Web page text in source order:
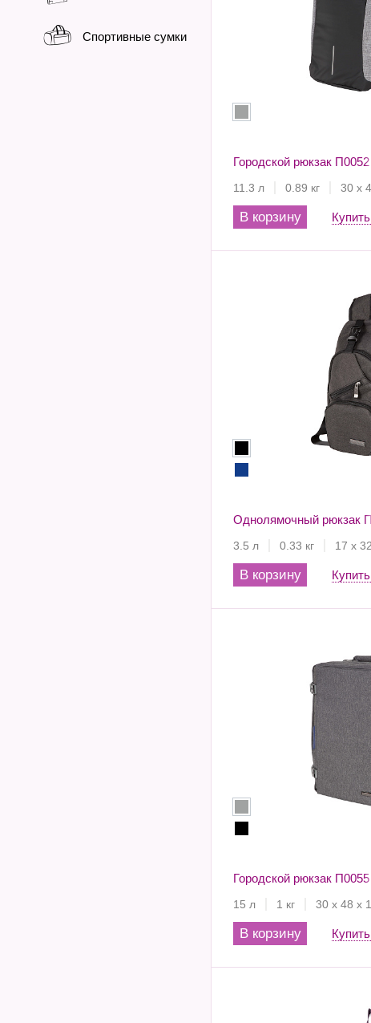
Спортивные сумки
Городской рюкзак П0052
11.3 л 0.89 кг 30 х
В корзину
Однолямочный рюкзак
3.5 л 0.33 кг 17 х
В корзину
Городской рюкзак П0055
15 л 1 кг 30 х 48 х
В корзину